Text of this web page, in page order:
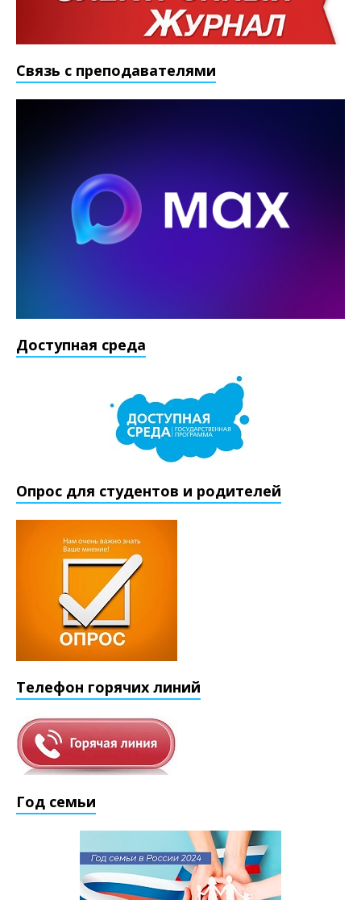
Связь с преподавателями
Доступная среда
Опрос для студентов и родителей
Телефон горячих линий
Год семьи